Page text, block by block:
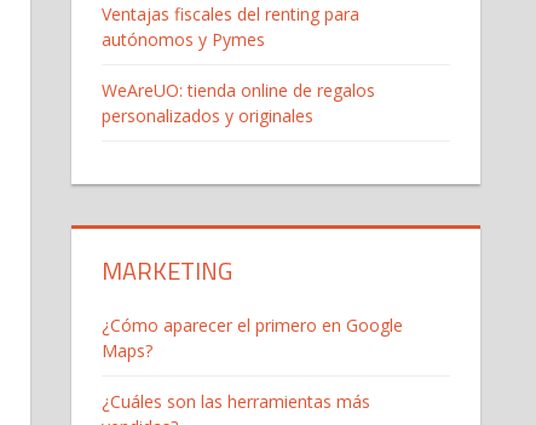
Ventajas fiscales del renting para
autónomos y Pymes
WeAreUO: tienda online de regalos
personalizados y originales
MARKETING
¿Cómo aparecer el primero en Google
Maps?
¿Cuáles son las herramientas más